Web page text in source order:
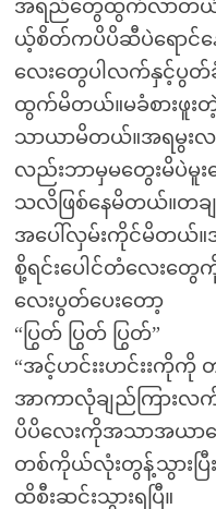
အရည်တွေထွက်လာတယ်။ပ
ယ့်စိတ်ကပိပိဆီပဲရောင်န
လေးတွေပါလက်နှင့်ပွတ်
ထွက်မိတယ်။မခံစား
သာယာမိတယ်။အရမွးလ
လည်းဘာမှမတွေးမိပဲမူး
သလိဖြစ်နေမိတယ်။တ
အပေါ်လှမ်းကိုင်မိတယ်။အ
စို့ရင်းပေါင်တံလေးတွေ
လေးပွတ်ပေးတော့
“ပြွတ် ပြွတ် ပြွတ်”
“အင့်ဟင်းးဟင်းးကိုကို တ
အာကာလုံချည်ကြား
ပိပိလေးကိုအသာအယာ
တစ်ကိုယ်လုံးတွန့်သွားပ
ထိစီးဆင်းသွားရပြီ။